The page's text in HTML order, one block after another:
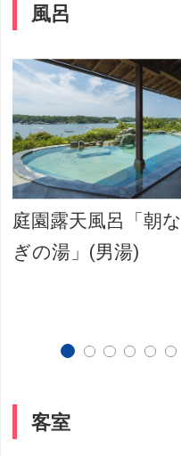
風呂
庭園露天風呂「朝な
ぎの湯」(男湯)
客室